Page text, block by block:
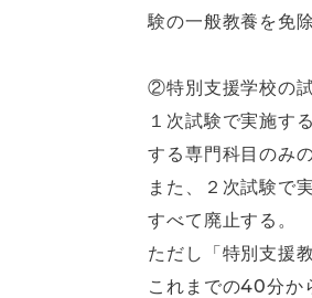
験の一般教養を免除
②特別支援学校の
１次試験で実施す
する専門科目のみ
また、２次試験で
すべて廃止する。
ただし「特別支援
これまでの40分か